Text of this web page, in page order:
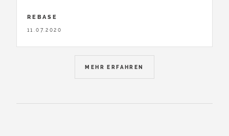
REBASE
11.07.2020
MEHR ERFAHREN